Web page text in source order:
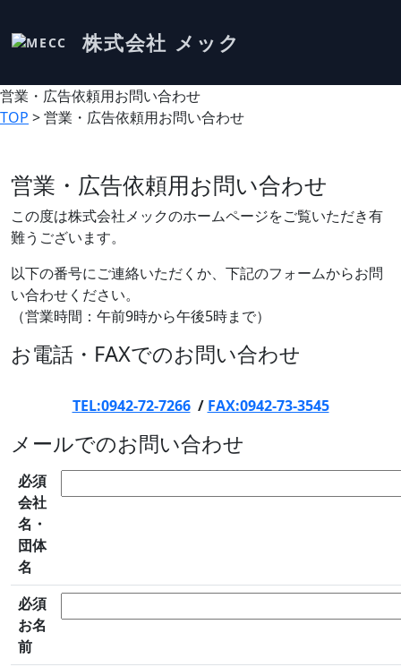
株式会社 メック
営業・広告依頼用お問い合わせ
TOP > 営業・広告依頼用お問い合わせ
営業・広告依頼用お問い合わせ
この度は株式会社メックのホームページをご覧いただき有
難うございます。
以下の番号にご連絡いただくか、下記のフォームからお問
い合わせください。
（営業時間：午前9時から午後5時まで）
お電話・FAXでのお問い合わせ
TEL:0942-72-7266/ FAX:0942-73-3545
メールでのお問い合わせ
必須
会社
名・
団体
名
必須
お名
前